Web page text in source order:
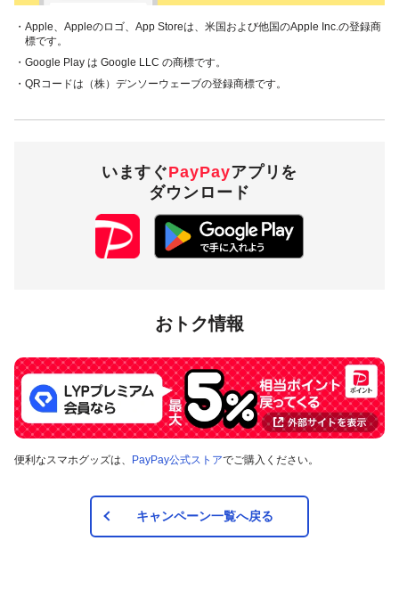
注意事項
キャンペーンの適用について
本キャンペーン、PayPay利用特典及びPayPay株式会社
るPayPayボーナスの額が最大となるものが適用されま
本キャンペーンが適用される場合に、PayPay株式会社が
同時開催する他の総付キャンペーンの適用条件を満たす
てのPayPayボーナスの付与率は、合計で支払額の66.5％
が上限です（仮にそれぞれ適用すると合計66.5％を超え
る場合は、本キャンペーンによる付与分が縮減されま
れるものであり、2022年4月1日以降は変更予定です。
キャンペーン内容および適用条件を予告なく変更する場
ます。
対象のお支払方法にてお支払いいただいた際に、仮に本
キャンペーンを適用すると、本キャンペーンによるキャ
ンペーン期間中のPayPayボーナスの付与額が合計5,000
円相当を超えるときには、当該付与額の合計が5,000円相
当となるよう付与いたします（付与額の合計がキャンペ
（合意解除を含みます。）、または無効となった場合
（以下「取消し等」といいます。）、取消し等の理由の
如何にかかわらず、また、対象店舗による返金の有無に
・Apple、Appleのロゴ、App Storeは、米国および他国のApple Inc.の登録商
標です。
・Google Play は Google LLC の商標です。
・QRコードは（株）デンソーウェーブの登録商標です。
いますぐPayPayアプリを
ダウンロード
おトク情報
便利なスマホグッズは、 PayPay公式ストアでご購入ください。
キャンペーン一覧へ戻る